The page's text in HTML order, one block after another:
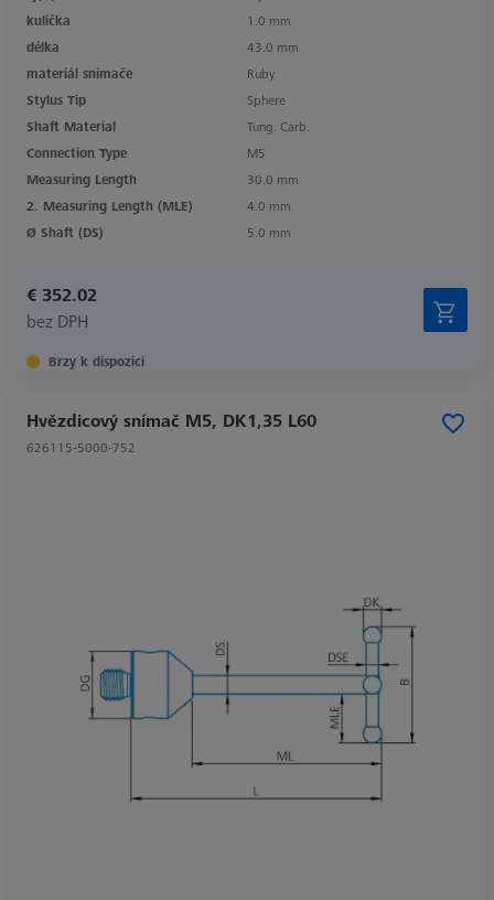
kulička
1.0 mm
délka
43.0 mm
materiál snímače
Ruby
Stylus Tip
Sphere
Shaft Material
Tung. Carb.
Connection Type
M5
Measuring Length
30.0 mm
2. Measuring Length (MLE)
4.0 mm
Ø Shaft (DS)
5.0 mm
€ 352.02
bez DPH
Brzy k dispozici
Hvězdicový snímač M5, DK1,35 L60
626115-5000-752